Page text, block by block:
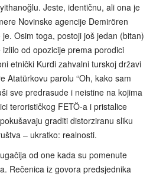
Jeste, identičnu, ali ona je
Novinske agencije Demirören
Osim toga, postoji još jedan (bitan)
od opozicije prema porodici
etnički Kurdi zahvalni turskoj državi
Atatürkovu parolu “Oh, kako sam
sve predrasude i neistine na kojima
terorističkog FETÖ-a i pristalice
graditi distorziranu sliku
– ukratko: realnosti.
od one kada su pomenute
Rečenica iz govora predsjednika